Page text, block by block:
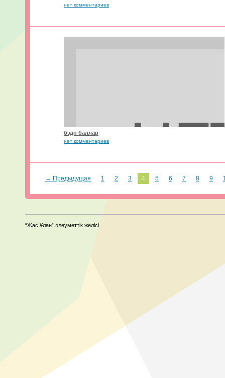
нет комментариев
бздн баллар
нет комментариев
← Предыдущая 1 2 3 4 5 6 7 8 9
“Жас Ұлан” әлеуметтік желісі